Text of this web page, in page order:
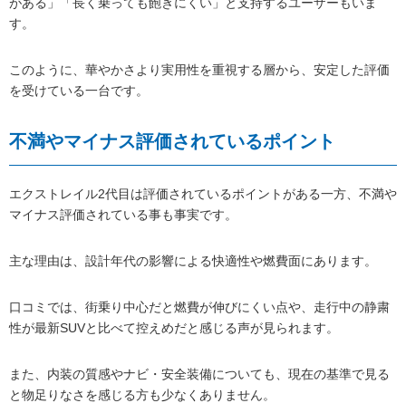
す。
このように、華やかさより実用性を重視する層から、安定した評価
を受けている一台です。
不満やマイナス評価されているポイント
エクストレイル2代目は評価されているポイントがある一方、不満や
マイナス評価されている事も事実です。
主な理由は、設計年代の影響による快適性や燃費面にあります。
口コミでは、街乗り中心だと燃費が伸びにくい点や、走行中の静粛
性が最新SUVと比べて控えめだと感じる声が見られます。
また、内装の質感やナビ・安全装備についても、現在の基準で見る
と物足りなさを感じる方も少なくありません。